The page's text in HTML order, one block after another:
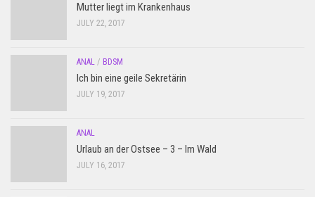
Mutter liegt im Krankenhaus
JULY 22, 2017
ANAL / BDSM
Ich bin eine geile Sekretärin
JULY 19, 2017
ANAL
Urlaub an der Ostsee – 3 – Im Wald
JULY 16, 2017